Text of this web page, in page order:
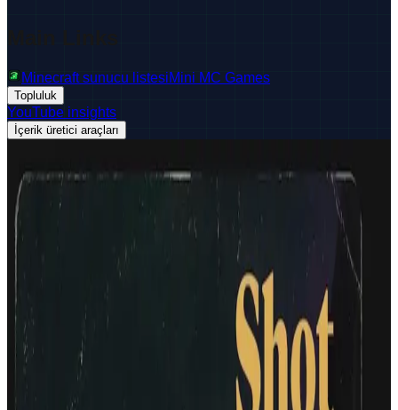
Minecraft sunucu listesiMini MC Games
Topluluk
YouTube insights
İçerik üretici araçları